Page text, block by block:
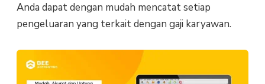
Anda dapat dengan mudah mencatat setiap
pengeluaran yang terkait dengan gaji karyawan.